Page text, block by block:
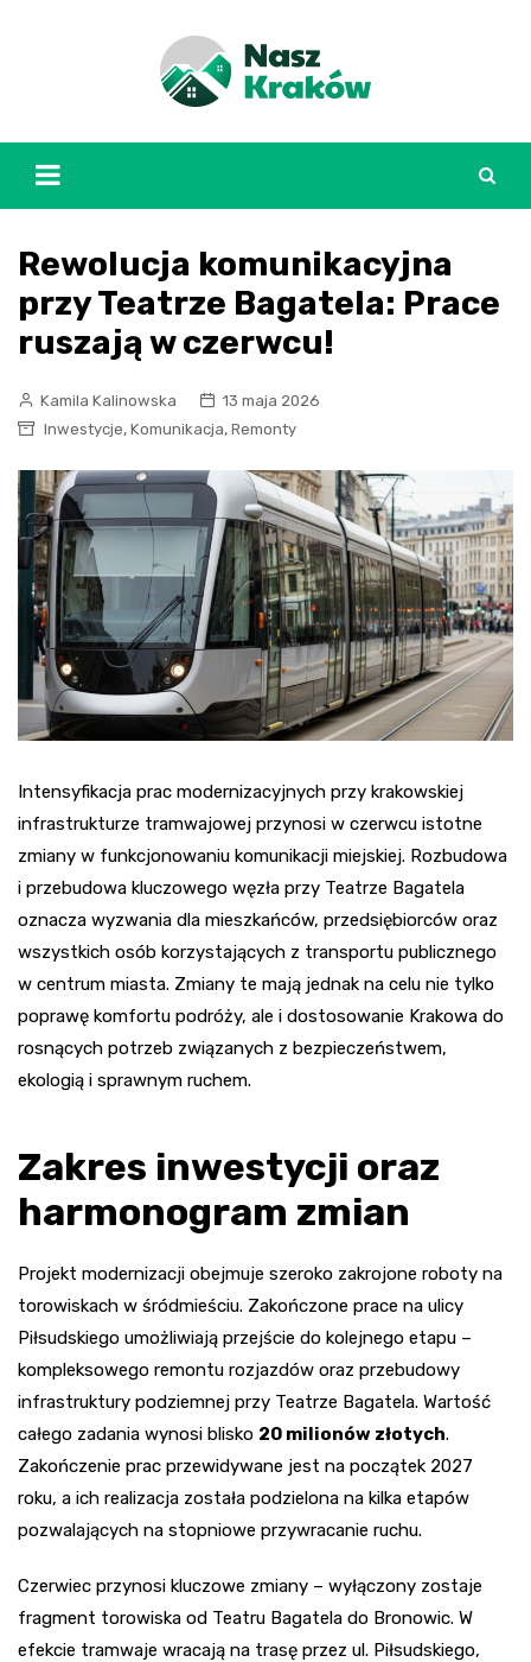
Rewolucja komunikacyjna
przy Teatrze Bagatela: Prace
ruszają w czerwcu!
Kamila Kalinowska
13 maja 2026
Inwestycje, Komunikacja, Remonty
Intensyfikacja prac modernizacyjnych przy krakowskiej
infrastrukturze tramwajowej przynosi w czerwcu istotne
zmiany w funkcjonowaniu komunikacji miejskiej. Rozbudowa
i przebudowa kluczowego węzła przy Teatrze Bagatela
oznacza wyzwania dla mieszkańców, przedsiębiorców oraz
wszystkich osób korzystających z transportu publicznego
w centrum miasta. Zmiany te mają jednak na celu nie tylko
poprawę komfortu podróży, ale i dostosowanie Krakowa do
rosnących potrzeb związanych z bezpieczeństwem,
ekologią i sprawnym ruchem.
Zakres inwestycji oraz
harmonogram zmian
Projekt modernizacji obejmuje szeroko zakrojone roboty na
torowiskach w śródmieściu. Zakończone prace na ulicy
Piłsudskiego umożliwiają przejście do kolejnego etapu –
kompleksowego remontu rozjazdów oraz przebudowy
infrastruktury podziemnej przy Teatrze Bagatela. Wartość
całego zadania wynosi blisko 20 milionów złotych.
Zakończenie prac przewidywane jest na początek 2027
roku, a ich realizacja została podzielona na kilka etapów
pozwalających na stopniowe przywracanie ruchu.
Czerwiec przynosi kluczowe zmiany – wyłączony zostaje
fragment torowiska od Teatru Bagatela do Bronowic. W
efekcie tramwaje wracają na trasę przez ul. Piłsudskiego,